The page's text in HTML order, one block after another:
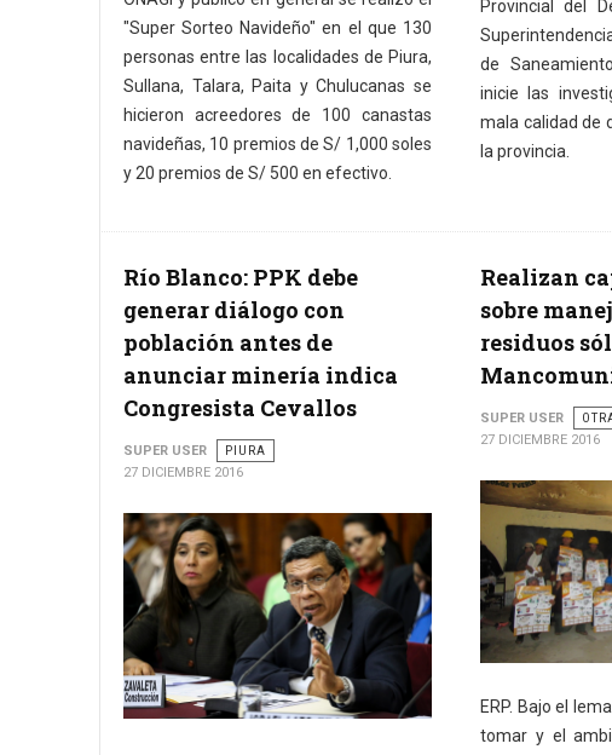
"Super Sorteo Navideño" en el que 130
personas entre las localidades de Piura,
Sullana, Talara, Paita y Chulucanas se
hicieron acreedores de 100 canastas
navideñas, 10 premios de S/ 1,000 soles
y 20 premios de S/ 500 en efectivo.
Provincial del
de
inicie las
mala calidad de
la provincia.
Río Blanco: PPK debe
generar diálogo con
población antes de
anunciar minería indica
Congresista Cevallos
SUPER USER
PIURA
27 DICIEMBRE 2016
Realizan
sobre
residuos
SUPER USER
27 DICIEMBRE 2016
ERP. Bajo el
tomar y el